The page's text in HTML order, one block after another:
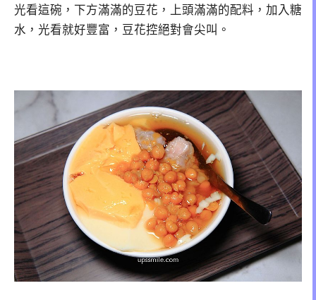
光看這碗，下方滿滿的豆花，上頭滿滿的配料，加入糖
水，光看就好豐富，豆花控絕對會尖叫。